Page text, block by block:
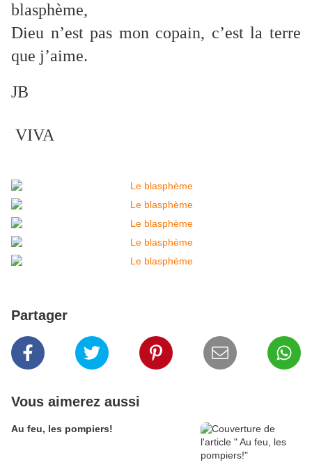
blasphème,
Dieu n’est pas mon copain, c’est la terre
que j’aime.
JB
VIVA
Partager
Vous aimerez aussi
Au feu, les pompiers!